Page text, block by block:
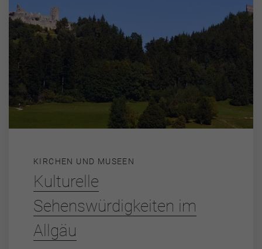
KIRCHEN UND MUSEEN
Kulturelle
Sehenswürdigkeiten im
Allgäu